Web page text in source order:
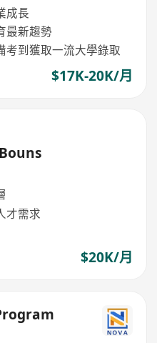
成長
最新趨勢
考到獲取一流大學錄取
$17K-20K/月
才需求
$20K/月